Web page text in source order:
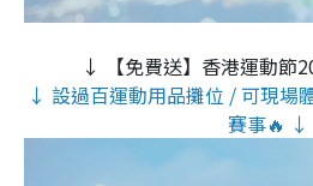
↓ 【免費送】香港運動節
↓ 設過百運動用品攤位 / 可現場
賽事🔥 ↓